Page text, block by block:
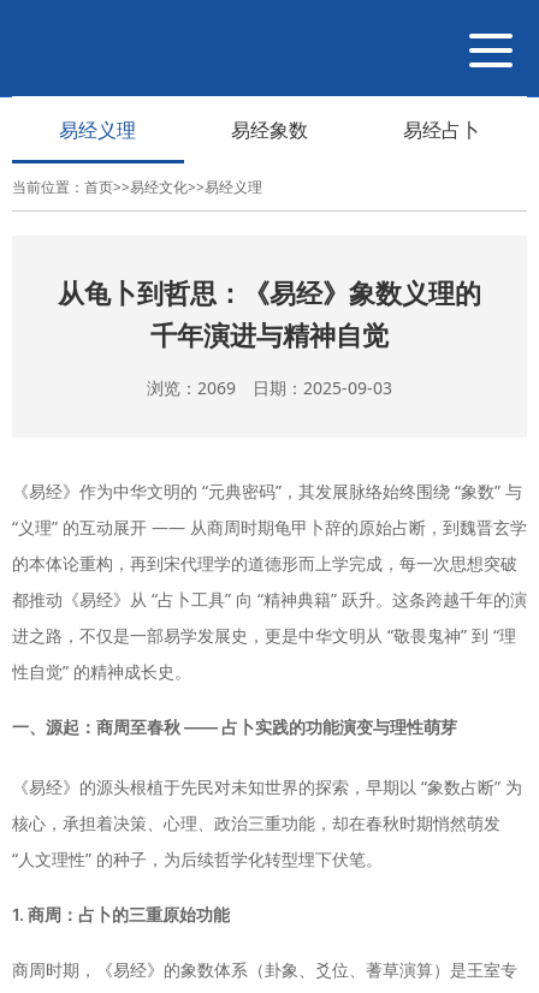
导
航
切
换
易经义理 易经象数 易经占卜
当前位置： 首页>>易经文化>>易经义理
从龟卜到哲思：《易经》象数义理的
千年演进与精神自觉
浏览：2069 日期：2025-09-03
《易经》作为中华文明的 “元典密码”，其发展脉络始终围绕 “象数” 与
“义理” 的互动展开 —— 从商周时期龟甲卜辞的原始占断，到魏晋玄学
的本体论重构，再到宋代理学的道德形而上学完成，每一次思想突破
都推动《易经》从 “占卜工具” 向 “精神典籍” 跃升。这条跨越千年的演
进之路，不仅是一部易学发展史，更是中华文明从 “敬畏鬼神” 到 “理
性自觉” 的精神成长史。
一、源起：商周至春秋 —— 占卜实践的功能演变与理性萌芽
《易经》的源头根植于先民对未知世界的探索，早期以 “象数占断” 为
核心，承担着决策、心理、政治三重功能，却在春秋时期悄然萌发
“人文理性” 的种子，为后续哲学化转型埋下伏笔。
1. 商周：占卜的三重原始功能
商周时期，《易经》的象数体系（卦象、爻位、蓍草演算）是王室专